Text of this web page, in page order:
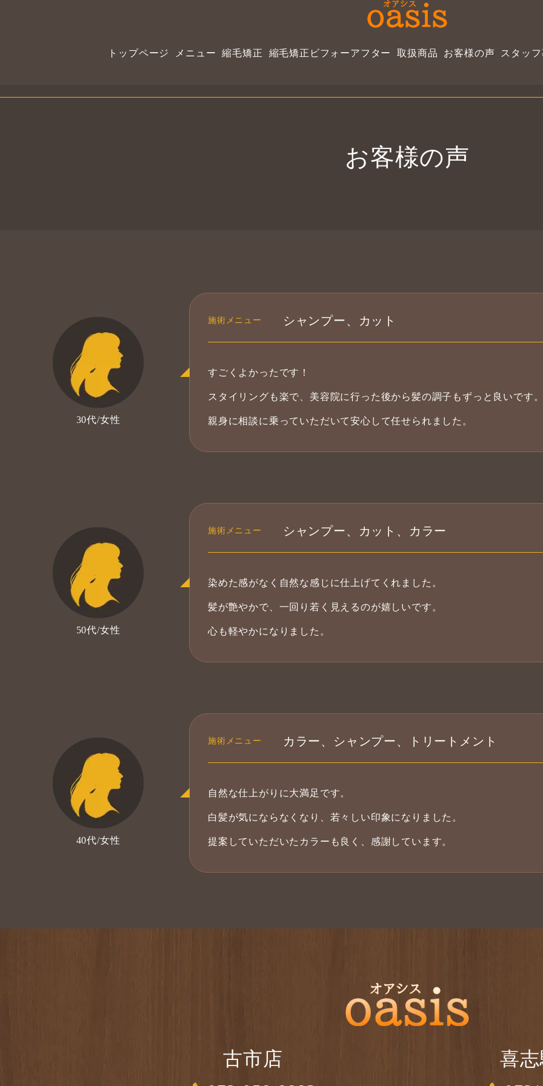
トップページ メニュー 縮毛矯正 縮毛矯正ビフォーアフター 取扱商品 お客様の声 スタッ
お客様の声
30代/女性
シャンプー、カット
すごくよかったです！
スタイリングも楽で、美容院に行った後から髪の調子もずっと良いです
親身に相談に乗っていただいて安心して任せられました。
50代/女性
シャンプー、カット、カラー
染めた感がなく自然な感じに仕上げてくれました。
髪が艶やかで、一回り若く見えるのが嬉しいです。
心も軽やかになりました。
40代/女性
カラー、シャンプー、トリートメント
自然な仕上がりに大満足です。
白髪が気にならなくなり、若々しい印象になりました。
提案していただいたカラーも良く、感謝しています。
古市店 喜